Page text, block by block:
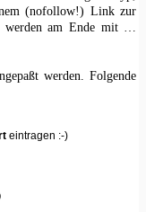
(nofollow!) Link zur
am Ende mit …
werden. Folgende
eintragen :-)